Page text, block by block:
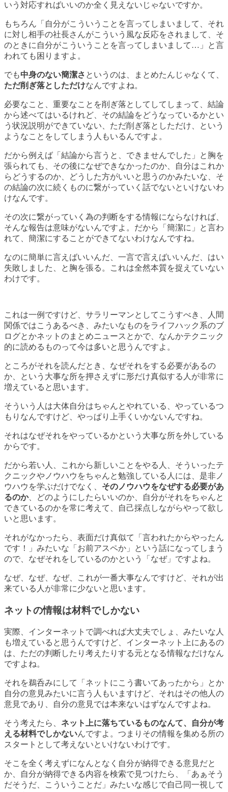
いう対応すればいいのか全く見えないじゃないですか。
もちろん「自分がこういうことを言ってしまいまして、それ
に対し相手の社長さんがこういう風な反応をされまして、そ
のときに自分がこういうことを言ってしまいまして…」と言
われても困りますよ。
でも中身のない簡潔さ というのは、まとめたんじゃなくて、
ただ削ぎ落としただけなんですよね。
必要なこと、重要なことを削ぎ落としてしてしまって、結論
から述べてはいるけれど、その結論をどうなっているかとい
う状況説明ができていない、ただ削ぎ落としただけ、という
ようなことをしてしまう人もいるんですよ。
だから例えば「結論から言うと、できませんでした」と胸を
張られても、その後になぜできなかったのか、自分はこれか
らどうするのか、どうした方がいいと思うのかみたいな、そ
の結論の次に続くものに繋がっていく話でないといけないわ
けなんです。
その次に繋がっていく為の判断をする情報にならなければ、
そんな報告は意味がないんですよ。だから「簡潔に」と言わ
れて、簡潔にすることができてないわけなんですね。
なのに簡単に言えばいいんだ、一言で言えばいいんだ、はい
失敗しました、と胸を張る。これは全然本質を捉えていない
わけです。
これは一例ですけど、サラリーマンとしてこうすべき、人間
関係ではこうあるべき、みたいなものをライフハック系のブ
ログとかネットのまとめニュースとかで、なんかテクニック
的に読めるものって今は多いと思うんですよ。
ところがそれを読んだとき、なぜそれをする必要があるの
か、という大事な所を押さえずに形だけ真似する人が非常に
増えていると思います。
そういう人は大体自分はちゃんとやれている、やっているつ
もりなんですけど、やっぱり上手くいかないんですね。
それはなぜそれをやっているかという大事な所を外している
からです。
だから若い人、これから新しいことをやる人、そういったテ
クニックやノウハウをちゃんと勉強している人には、是非ノ
ウハウを学ぶだけでなく、 そのノウハウをなぜする必要があ
るのか、どのようにしたらいいのか、自分がそれをちゃんと
できているのかを常に考えて、自己採点しながらやって欲し
いと思います。
それがなかったら、表面だけ真似て「言われたからやったん
です！」みたいな「お前アスペか」という話になってしまう
ので、なぜそれをしているのかという「なぜ」ですよね。
なぜ、なぜ、なぜ、これが一番大事なんですけど、それが出
来ている人が非常に少ないと思います。
ネットの情報は材料でしかない
実際、インターネットで調べれば大丈夫でしょ、みたいな人
も増えていると思うんですけど、インターネット上にあるの
は、ただの判断したり考えたりする元となる情報なだけなん
ですよね。
それを鵜呑みにして「ネットにこう書いてあったから」とか
自分の意見みたいに言う人もいますけど、それはその他人の
意見であり、自分の意見では本来ないはずなんですよね。
そう考えたら、 ネット上に落ちているものなんて、自分が考
える材料でしかないんですよ。つまりその情報を集める所の
スタートとして考えないといけないわけです。
そこを全く考えずになんとなく自分が納得できる意見だと
か、自分が納得できる内容を検索で見つけたら、「あぁそう
だそうだ、こういうことだ」みたいな感じで自己同一視して